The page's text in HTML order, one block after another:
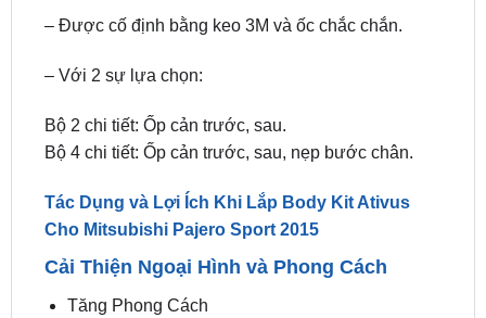
– Với 2 sự lựa chọn:
Bộ 2 chi tiết: Ốp cản trước, sau.
Tác Dụng và Lợi Ích Khi Lắp Body Kit Ativus
Cải Thiện Ngoại Hình và Phong Cách